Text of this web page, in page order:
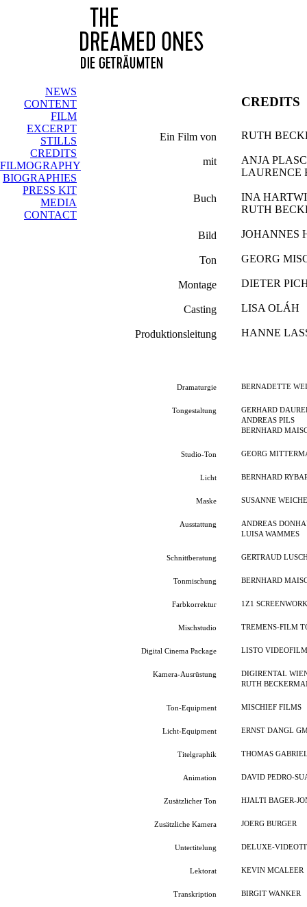
NEWS
CONTENT
FILM
EXCERPT
STILLS
CREDITS
FILMOGRAPHY
BIOGRAPHIES
PRESS KIT
MEDIA
CONTACT
CREDITS
Ein Film von RUTH
mit
ANJA
LAURENCE
Buch
INA
RUTH
Bild JOHANNES
Ton GEORG
Montage DIETER
Casting LISA OLÁH
Produktionsleitung HANNE
Dramaturgie BERNADETTE
Tongestaltung
GERHARD
ANDREAS PILS
BERNHARD
Studio-Ton GEORG
Licht BERNHARD
Maske SUSANNE
Ausstattung
ANDREAS
LUISA WAMMES
Schnittberatung GERTRAUD
Tonmischung BERNHARD
Farbkorrektur 1Z1
Mischstudio TREMENS-FILM
Digital Cinema Package LISTO VIDEOFILM
Kamera-Ausrüstung
DIGIRENTAL
RUTH
Ton-Equipment MISCHIEF FILMS
Licht-Equipment ERNST DANGL
Titelgraphik THOMAS
Animation DAVID PEDRO-
Zusätzlicher Ton HJALTI BAGER-
Zusätzliche Kamera JOERG BURGER
Untertitelung DELUXE-
Lektorat KEVIN MCALEER
Transkription BIRGIT WANKER